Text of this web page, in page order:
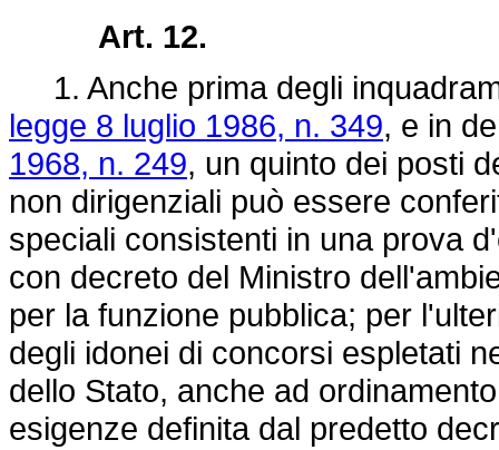
Art. 12.
1. Anche prima degli
legge 8 luglio 1986, n. 349, e in
1968, n. 249, un quinto dei posti
non dirigenziali può essere
speciali consistenti in una prova
con decreto del Ministro
per la funzione pubblica; per
degli idonei di concorsi espletati
dello Stato, anche ad
esigenze definita dal predetto